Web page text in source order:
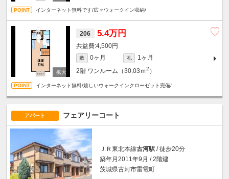
インターネット無料です/広々ウォークイン収納/
206 5.4万円
4,500円
敷 0ヶ月 礼
1ヶ月
2階 ワンルーム（30.03ｍ2 ）
インターネット無料/嬉しいウォークインクローゼット完備/
アパート フェアリーコート
ＪＲ東北本線古河駅 / 徒歩20分
築年月2011年9月 / 2階建
茨城県古河市雷電町